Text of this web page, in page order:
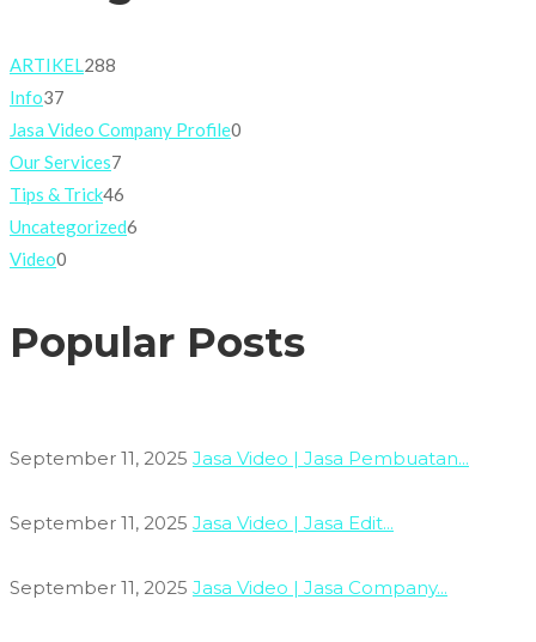
ARTIKEL288
Info37
Jasa Video Company Profile0
Our Services7
Tips & Trick46
Uncategorized6
Video0
Popular Posts
September 11, 2025 Jasa Video | Jasa Pembuatan...
September 11, 2025 Jasa Video | Jasa Edit...
September 11, 2025 Jasa Video | Jasa Company...